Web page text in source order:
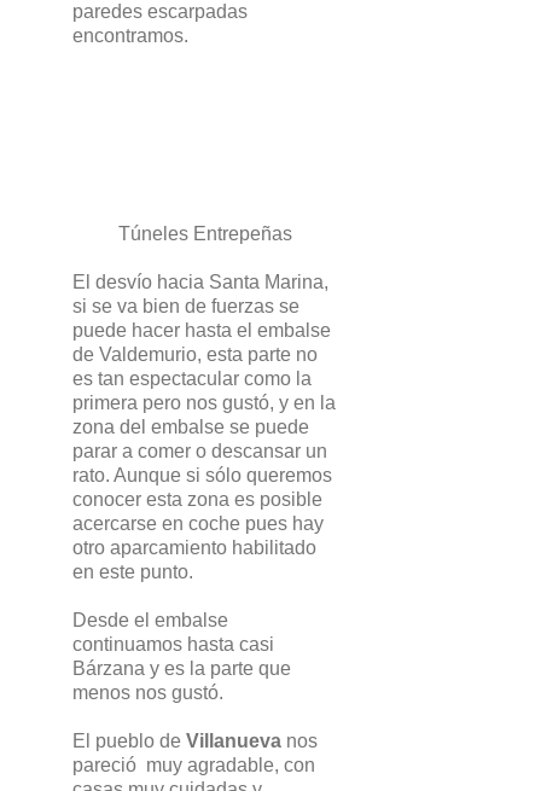
paredes escarpadas
encontramos.
Túneles Entrepeñas
El desvío hacia Santa Marina,
si se va bien de fuerzas se
puede hacer hasta el embalse
de Valdemurio, esta parte no
es tan espectacular como la
primera pero nos gustó, y en la
zona del embalse se puede
parar a comer o descansar un
rato. Aunque si sólo queremos
conocer esta zona es posible
acercarse en coche pues hay
otro aparcamiento habilitado
en este punto.
Desde el embalse
continuamos hasta casi
Bárzana y es la parte que
menos nos gustó.
El pueblo de Villanueva nos
pareció muy agradable, con